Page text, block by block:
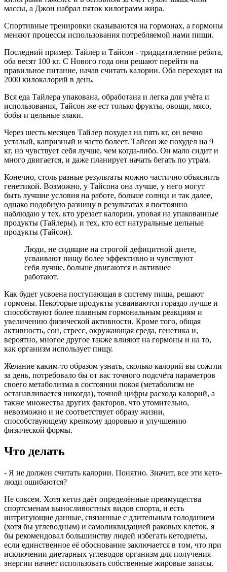
массы, а Джон набрал пяток килограмм жира.
Спортивные тренировки сказываются на гормонах, а гормоны
меняют процессы использования потребляемой нами пищи.
Последний пример. Тайлер и Тайсон - тридцатилетние ребята,
оба весят 100 кг. С Нового года они решают перейти на
правильное питание, начав считать калории. Оба переходят на
2000 килокалорий в день.
Вся еда Тайлера упакована, обработана и легка для учёта и
использования, Тайсон же ест только фрукты, овощи, мясо,
бобы и цельные злаки.
Через шесть месяцев Тайлер похудел на пять кг, он вечно
усталый, капризный и часто болеет. Тайсон же похудел на 9
кг, но чувствует себя лучше, чем когда-либо. Он мало сидит и
много двигается, и даже планирует начать бегать по утрам.
Конечно, столь разные результаты можно частично объяснить
генетикой. Возможно, у Тайсона она лучше, у него могут
быть лучшие условия на работе, больше солнца и так далее,
однако подобную разницу в результатах я постоянно
наблюдаю у тех, кто урезает калории, уповая на упакованные
продукты (Тайлеры), и тех, кто ест натуральные цельные
продукты (Тайсон).
Люди, не сидящие на строгой дефицитной диете,
усваивают пищу более эффективно и чувствуют
себя лучше, больше двигаются и активнее
работают.
Как будет усвоена поступающая в систему пища, решают
гормоны. Некоторые продукты усваиваются гораздо лучше и
способствуют более плавным гормональным реакциям и
увеличению физической активности. Кроме того, общая
активность, сон, стресс, окружающая среда, генетика и,
вероятно, многое другое также влияют на гормоны и на то,
как организм использует пищу.
Желание каким-то образом узнать, сколько калорий вы сожгли
за день, потребовало бы от вас точного подсчёта параметров
своего метаболизма в состоянии покоя (метаболизм не
останавливается никогда), точной цифры расхода калорий, а
также множества других факторов, что утомительно,
невозможно и не соответствует образу жизни,
способствующему крепкому здоровью и улучшению
физической формы.
Что делать
- Я не должен считать калории. Понятно. Значит, все эти кето-
люди ошибаются?
Не совсем. Хотя кетоз даёт определённые преимущества
спортсменам выносливостных видов спорта, и есть
интригующие данные, связанные с длительным голоданием
(хотя бы углеводным) и самоликвидацией раковых клеток, я
бы рекомендовал большинству людей избегать кетодиеты,
если единственное её обоснование заключается в том, что при
исключении диетарных углеводов организм для получения
энергии начнет использовать собственные жировые запасы.